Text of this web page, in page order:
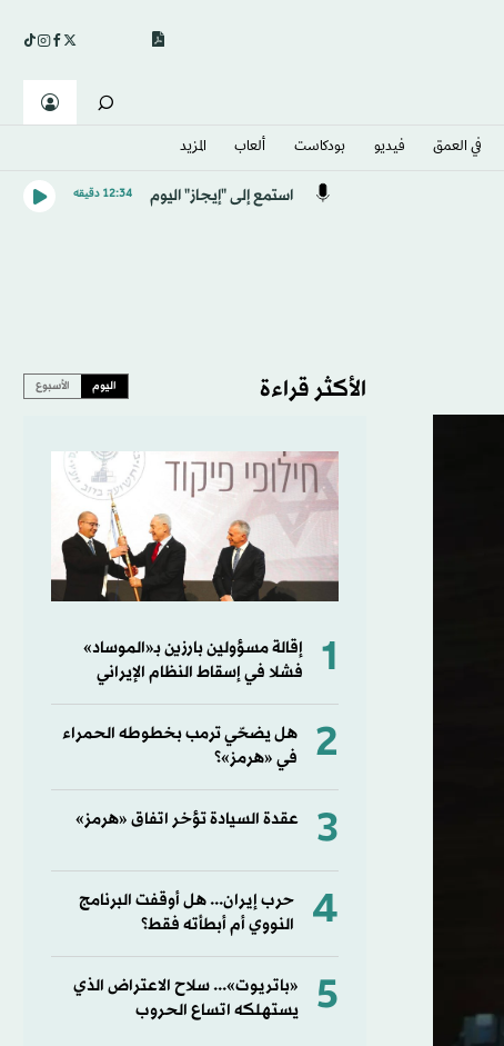
في العمق فيديو بودكاست ألعاب المزيد
استمع إلى "إيجاز" اليوم 12:34 دقيقه
الأكثر قراءة اليوم الأسبوع
1
إقالة مسؤولين بارزين بـ«الموساد»
فشلا في إسقاط النظام الإيراني
2
هل يضحّي ترمب بخطوطه الحمراء
في «هرمز»؟
3 عقدة السيادة تؤخر اتفاق «هرمز»
4
حرب إيران... هل أوقفت البرنامج
النووي أم أبطأته فقط؟
5
«باتريوت»... سلاح الاعتراض الذي
يستهلكه اتساع الحروب